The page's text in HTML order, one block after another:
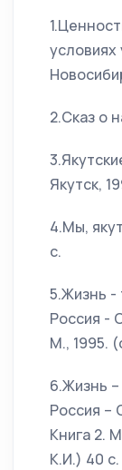
2.Сказ о
Якутск,
4.Мы,
с.
5.Жизнь -
Россия -
М., 1995.
6.Жизнь
Россия –
Книга 2.
К.И.) 40 с.